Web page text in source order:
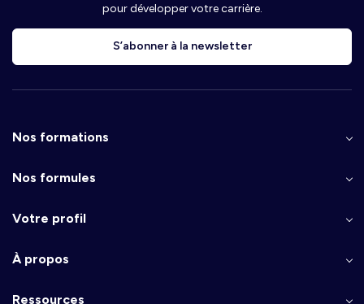
pour développer votre carrière.
S’abonner à la newsletter
Nos formations
Nos formules
Votre profil
À propos
Ressources